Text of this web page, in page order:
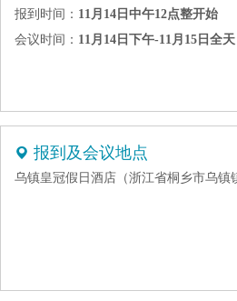
报到时间： 11月14日中午12点整开始
会议时间： 11月14日下午-11月15日全天
报到及会议地点
乌镇皇冠假日酒店（浙江省桐乡市乌镇